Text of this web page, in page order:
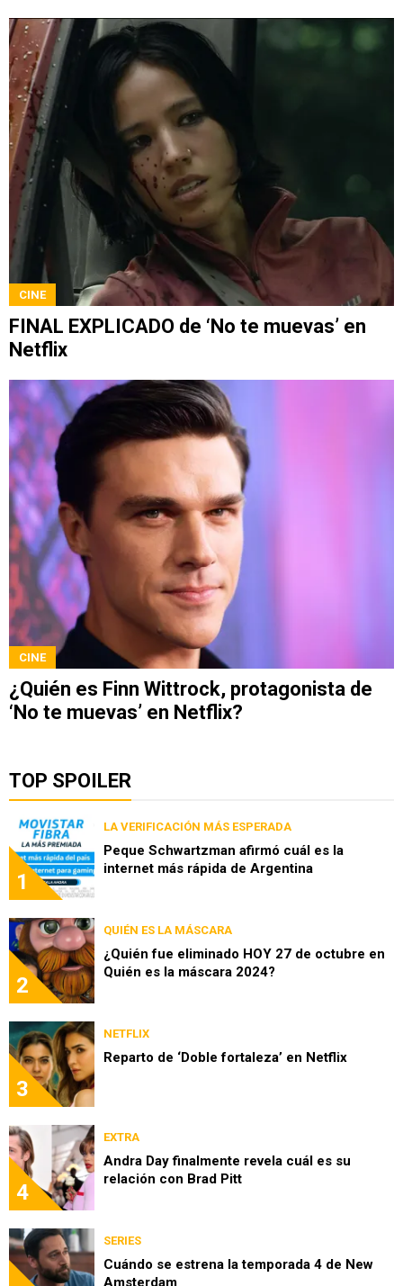
CINE
FINAL EXPLICADO de ‘No te muevas’ en
Netflix
CINE
¿Quién es Finn Wittrock, protagonista de
‘No te muevas’ en Netflix?
TOP SPOILER
1
LA VERIFICACIÓN MÁS ESPERADA
Peque Schwartzman afirmó cuál es la
internet más rápida de Argentina
2
QUIÉN ES LA MÁSCARA
¿Quién fue eliminado HOY 27 de octubre en
Quién es la máscara 2024?
3
NETFLIX
Reparto de ‘Doble fortaleza’ en Netflix
4
EXTRA
Andra Day finalmente revela cuál es su
relación con Brad Pitt
SERIES
Cuándo se estrena la temporada 4 de New
Amsterdam